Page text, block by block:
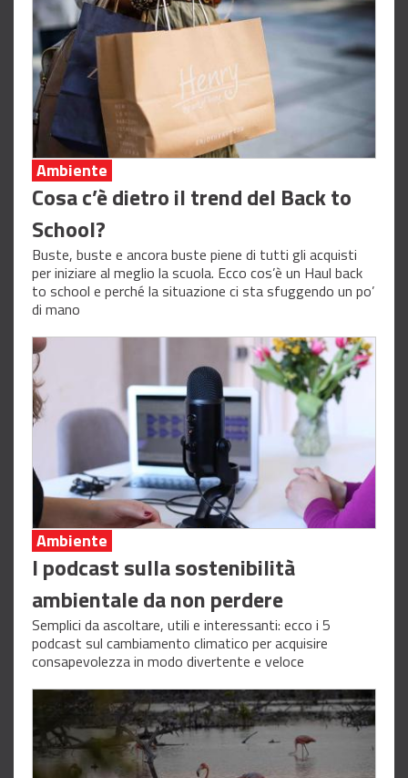
Ambiente
Cosa c’è dietro il trend del Back to
School?
Buste, buste e ancora buste piene di tutti gli acquisti
per iniziare al meglio la scuola. Ecco cos’è un Haul back
to school e perché la situazione ci sta sfuggendo un po’
di mano
Ambiente
I podcast sulla sostenibilità
ambientale da non perdere
Semplici da ascoltare, utili e interessanti: ecco i 5
podcast sul cambiamento climatico per acquisire
consapevolezza in modo divertente e veloce